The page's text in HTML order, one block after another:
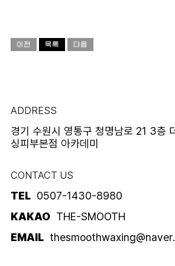
ADDRESS
경기 수원시 영통구 청명남로 21 3층
싱피부본점 아카데미
CONTACT US
TEL 0507-1430-8980
KAKAO THE-SMOOTH
EMAIL